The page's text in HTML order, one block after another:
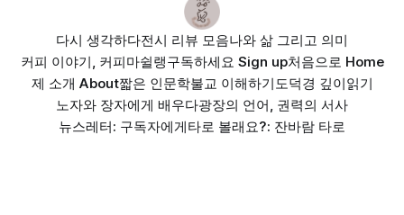
다시 생각하다전시 리뷰 모음나와 삶 그리고 의미
커피 이야기, 커피마쉴랭구독하세요 Sign up처음으로 Home
제 소개 About짧은 인문학불교 이해하기도덕경 깊이읽기
노자와 장자에게 배우다광장의 언어, 권력의 서사
뉴스레터: 구독자에게타로 볼래요?: 잔바람 타로